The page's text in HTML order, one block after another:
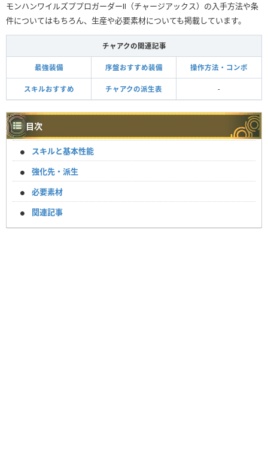
モンハンワイルズププロガーダーⅡ（チャージアックス）の入手方法や条
件についてはもちろん、生産や必要素材についても掲載しています。
チャアクの関連記事
最強装備 序盤おすすめ装備 操作方法・コンボ
スキルおすすめ チャアクの派生表 -
目次
スキルと基本性能
強化先・派生
必要素材
関連記事